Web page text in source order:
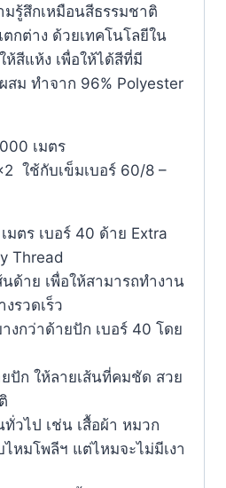
รู้สึกเหมือนสีธรรมชาติ
กต่าง ด้วยเทคโนโลยีใน
ห้สีแห้ง เพื่อให้ได้สีที่มี
ม ทำจาก 96% Polyester
เมตร
ใช้กับเข็มเบอร์ 60/8 –
มตร เบอร์ 40 ด้าย Extra
Thread
นด้าย เพื่อให้สามารถทำงาน
รวดเร็ว
งกว่าด้ายปัก เบอร์ 40 โดย
ปัก ให้ลายเส้นที่คมชัด สวย
วไป เช่น เสื้อผ้า หมวก
ไหมโพลีฯ แต่ไหมจะไม่มีเงา